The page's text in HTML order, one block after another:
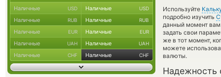
Используйте
подробно изучить
данный момент вам
задать свои
же в тот момент,
можете
валюты.
Надежность
Наличные USD Наличные USD
Наличные RUB Наличные RUB
Наличные EUR Наличные EUR
Наличные UAH Наличные UAH
Наличные CHF Наличные CHF